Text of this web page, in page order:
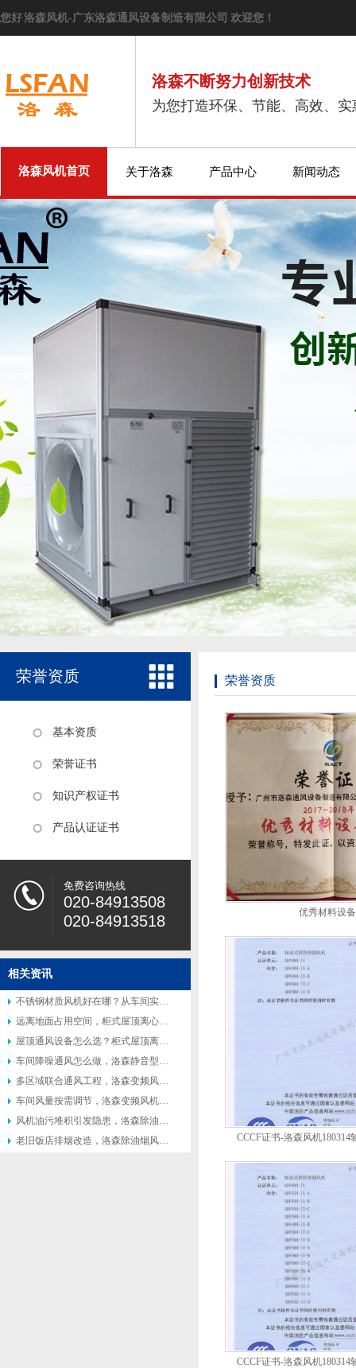
您好 洛森风机-广东洛森通风设备制造有限公司 欢迎您！
洛森不断努力创新技术
为您打造环保、节能、高效、
洛森风机首页 关于洛森 产品中心 新闻动态
荣誉资质
基本资质
荣誉证书
知识产权证书
产品认证证书
免费咨询热线
020-84913508
020-84913518
相关资讯
不锈钢材质风机好在哪？从车间实际使用场景说起
远离地面占用空间，柜式屋顶离心风机受到众多工厂青睐
屋顶通风设备怎么选？柜式屋顶离心风机适配多种工业场景
车间降噪通风怎么做，洛森静音型柜式离心风机适配高要求工况
多区域联合通风工程，洛森变频风机便于联动控制系统搭建
车间风量按需调节，洛森变频风机灵活匹配不同生产工况
风机油污堆积引发隐患，洛森除油烟风机便于日常清理维护
老旧饭店排烟改造，洛森除油烟风机适配原有管道不用大面积施工
荣誉资质
优秀材料设
CCCF证书-洛森风机
CCCF证书-洛森风机